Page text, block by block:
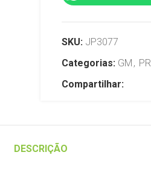
SKU: JP3077
Categorias: GM ,
Compartilhar:
DESCRIÇÃO